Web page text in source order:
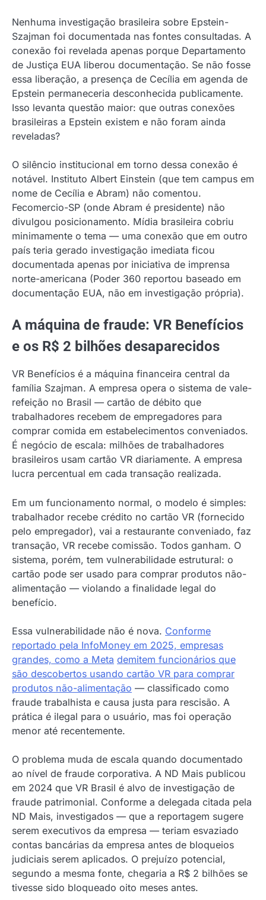
Nenhuma investigação brasileira sobre Epstein-
Szajman foi documentada nas fontes consultadas. A
conexão foi revelada apenas porque Departamento
de Justiça EUA liberou documentação. Se não fosse
essa liberação, a presença de Cecília em agenda de
Epstein permaneceria desconhecida publicamente.
Isso levanta questão maior: que outras conexões
brasileiras a Epstein existem e não foram ainda
reveladas?
O silêncio institucional em torno dessa conexão é
notável. Instituto Albert Einstein (que tem campus em
nome de Cecília e Abram) não comentou.
Fecomercio-SP (onde Abram é presidente) não
divulgou posicionamento. Mídia brasileira cobriu
minimamente o tema — uma conexão que em outro
país teria gerado investigação imediata ficou
documentada apenas por iniciativa de imprensa
norte-americana (Poder 360 reportou baseado em
documentação EUA, não em investigação própria).
A máquina de fraude: VR Benefícios
e os R$ 2 bilhões desaparecidos
VR Benefícios é a máquina financeira central da
família Szajman. A empresa opera o sistema de vale-
refeição no Brasil — cartão de débito que
trabalhadores recebem de empregadores para
comprar comida em estabelecimentos conveniados.
É negócio de escala: milhões de trabalhadores
brasileiros usam cartão VR diariamente. A empresa
lucra percentual em cada transação realizada.
Em um funcionamento normal, o modelo é simples:
trabalhador recebe crédito no cartão VR (fornecido
pelo empregador), vai a restaurante conveniado, faz
transação, VR recebe comissão. Todos ganham. O
sistema, porém, tem vulnerabilidade estrutural: o
cartão pode ser usado para comprar produtos não-
alimentação — violando a finalidade legal do
benefício.
Essa vulnerabilidade não é nova. Conforme
reportado pela InfoMoney em 2025, empresas
grandes, como a Meta demitem funcionários que
são descobertos usando cartão VR para comprar
produtos não-alimentação — classificado como
fraude trabalhista e causa justa para rescisão. A
prática é ilegal para o usuário, mas foi operação
menor até recentemente.
O problema muda de escala quando documentado
ao nível de fraude corporativa. A ND Mais publicou
em 2024 que VR Brasil é alvo de investigação de
fraude patrimonial. Conforme a delegada citada pela
ND Mais, investigados — que a reportagem sugere
serem executivos da empresa — teriam esvaziado
contas bancárias da empresa antes de bloqueios
judiciais serem aplicados. O prejuízo potencial,
segundo a mesma fonte, chegaria a R$ 2 bilhões se
tivesse sido bloqueado oito meses antes.